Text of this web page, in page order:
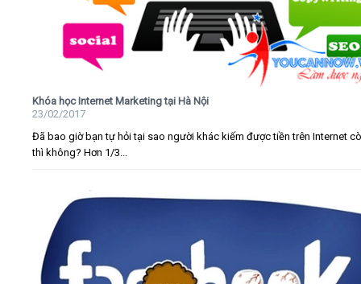
Khóa học Internet Marketing tại Hà Nội
23/02/2017
Đã bao giờ bạn tự hỏi tại sao người khác kiếm được tiền trên Internet
thì không? Hơn 1/3...